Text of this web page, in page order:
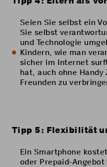
Seien Sie selbst ein
Sie selbst
und Technologie
Kindern, wie man
sicher im Internet
hat, auch ohne
Freunden zu
Tipp 5: Flexibilität
Ein Smartphone
oder Prepaid-